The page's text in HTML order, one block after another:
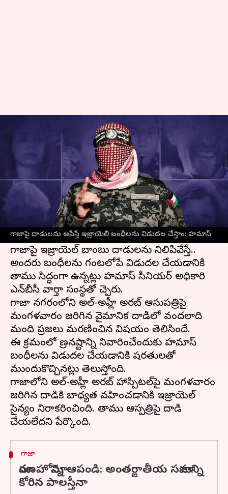
గాజాపై దాడులను ఆపేస్తే ఇజ్రాయెలీ బంధీలను విడుదల చేస్తాం: హమాస్
గాజాపై దాడులను ఆపేస్తే ఇజ్రాయెలీ
బంధీలను విడుదల చేస్తాం: హమాస్
Stalin Oct 18, 2023 12:42 pm
ఈ వార్తాకథనం ఏంటి
మిలిటెంట్ గ్రూపు హమాస్ తమ వద్ద
బంధీలుగా ఉన్నఇజ్రాయెల్పౌరులను విడుదుల
చేయడానికి ఒక షరతుతో ముందుకొచ్చింది.
గాజాపై ఇజ్రాయెల్ బాంబు దాడులను నిలిపివేస్తే..
అందరు బంధీలను గంటలోపే విడుదల చేయడానికి
తాము సిద్ధంగా ఉన్నట్లు హమాస్ సీనియర్ అధికారి
ఎన్‌బీసీ వార్తా సంస్థతో చెప్పారు.
గాజా నగరంలోని అల్-అహ్లీ అరబ్ ఆసుపత్రిపై
మంగళవారం జరిగిన వైమానిక దాడిలో వందలాది
మంది ప్రజలు మరణించిన విషయం తెలిసిందే.
ఈ క్రమంలో ప్రాణనష్టాన్ని నివారించేందుకు హమాస్
బంధీలను విడుదల చేయడానికి షరతులతో
ముందుకొచ్చినట్లు తెలుస్తోంది.
గాజాలోని అల్-అహ్లీ అరబ్ హాస్పిటల్‌పై మంగళవారం
జరిగిన దాడికి బాధ్యత వహించడానికి ఇజ్రాయెల్
సైన్యం నిరాకరించింది. తాము ఆస్పత్రిపై దాడి
గాజా
మారణహోమాన్ని ఆపండి: అంతర్జాతీయ సమాజాన్ని
కోరిన పాలస్తీనా